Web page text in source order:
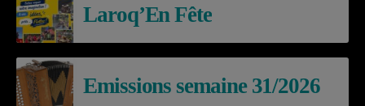
Laroq’En Fête
Emissions semaine 31/2026